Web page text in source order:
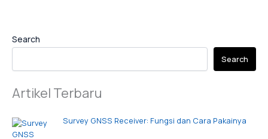
Search
Search
Artikel Terbaru
Survey GNSS Receiver: Fungsi dan Cara Pakainya